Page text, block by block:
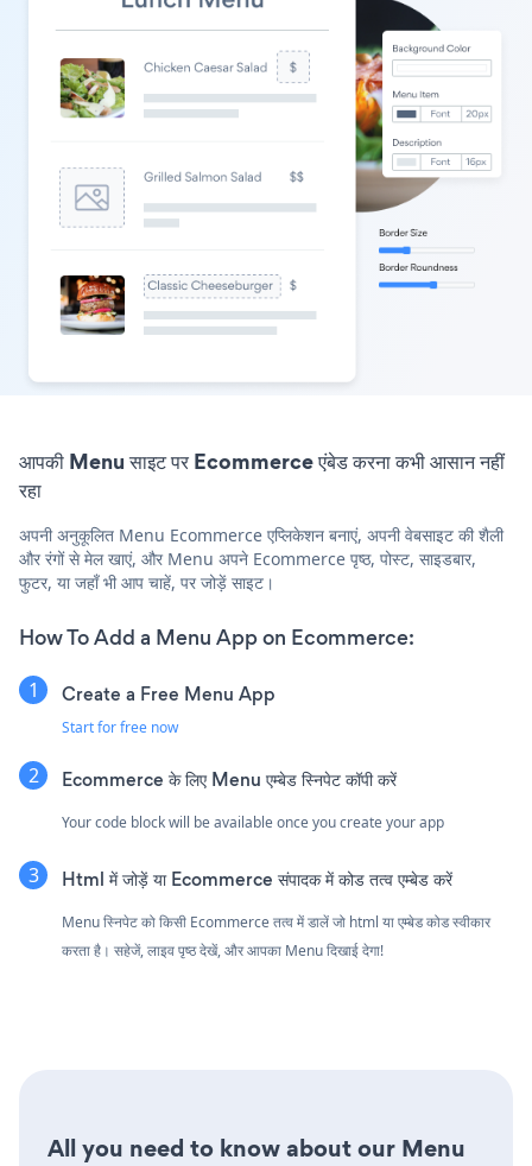
आपकी Menu साइट पर Ecommerce एंबेड करना कभी आसान नहीं
रहा
अपनी अनुकूलित Menu Ecommerce एप्लिकेशन बनाएं, अपनी वेबसाइट की शैली
और रंगों से मेल खाएं, और Menu अपने Ecommerce पृष्ठ, पोस्ट, साइडबार,
फुटर, या जहाँ भी आप चाहें, पर जोड़ें साइट।
How To Add a Menu App on Ecommerce:
Create a Free Menu App
Start for free now
Ecommerce के लिए Menu एम्बेड स्निपेट कॉपी करें
Your code block will be available once you create your app
Html में जोड़ें या Ecommerce संपादक में कोड तत्व एम्बेड करें
Menu स्निपेट को किसी Ecommerce तत्व में डालें जो html या एम्बेड कोड स्वीकार
करता है। सहेजें, लाइव पृष्ठ देखें, और आपका Menu दिखाई देगा!
All you need to know about our Menu